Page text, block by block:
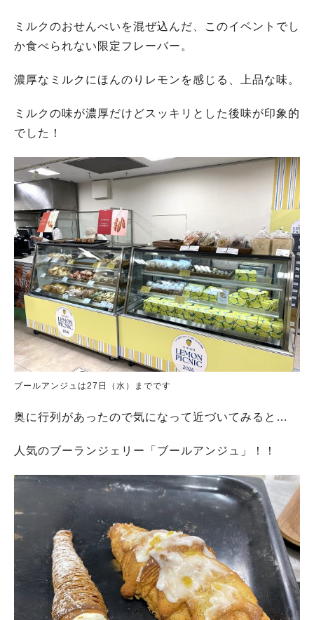
ミルクのおせんべいを混ぜ込んだ、このイベントでし
か食べられない限定フレーバー。
濃厚なミルクにほんのりレモンを感じる、上品な味。
ミルクの味が濃厚だけどスッキリとした後味が印象的
でした！
ブールアンジュは27日（水）までです
奥に行列があったので気になって近づいてみると…
人気のブーランジェリー「ブールアンジュ」！！